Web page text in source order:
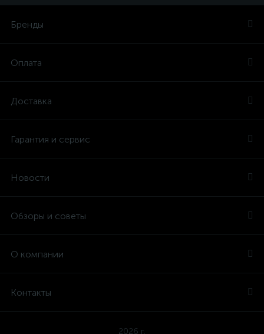
Бренды
Оплата
Доставка
Гарантия и сервис
Новости
Обзоры и советы
О компании
Контакты
2026 г.